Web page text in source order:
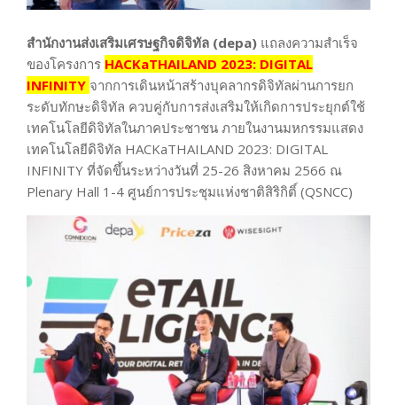
สำนักงานส่งเสริมเศรษฐกิจดิจิทัล (depa) แถลงความสำเร็จ
ของโครงการ HACKaTHAILAND 2023: DIGITAL
INFINITY จากการเดินหน้าสร้างบุคลากรดิจิทัลผ่านการยก
ระดับทักษะดิจิทัล ควบคู่กับการส่งเสริมให้เกิดการประยุกต์ใช้
เทคโนโลยีดิจิทัลในภาคประชาชน ภายในงานมหกรรมแสดง
เทคโนโลยีดิจิทัล HACKaTHAILAND 2023: DIGITAL
INFINITY ที่จัดขึ้นระหว่างวันที่ 25-26 สิงหาคม 2566 ณ
Plenary Hall 1-4 ศูนย์การประชุมแห่งชาติสิริกิติ์ (QSNCC)